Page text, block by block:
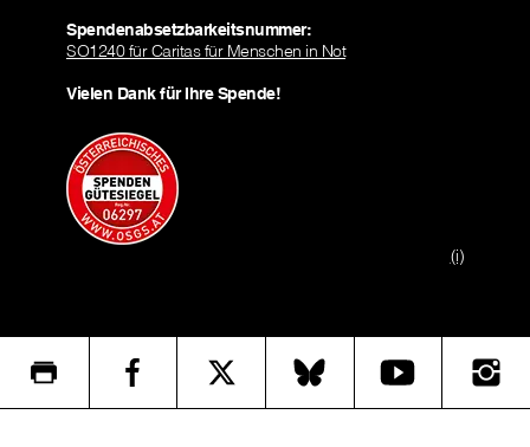
Spendenabsetzbarkeitsnummer:
SO1240 für Caritas für Menschen in Not
Vielen Dank für Ihre Spende!
(i)